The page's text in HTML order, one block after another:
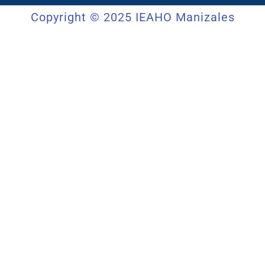
Copyright © 2025 IEAHO Manizales